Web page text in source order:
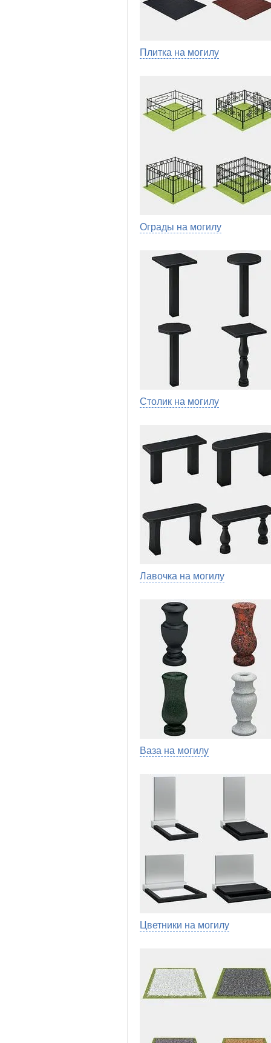
Плитка на могилу
Ограды на могилу
Столик на могилу
Лавочка на могилу
Ваза на могилу
Цветники на могилу